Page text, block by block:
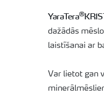
YaraTera®
dažādās
laistīšanai ar
Var lietot gan